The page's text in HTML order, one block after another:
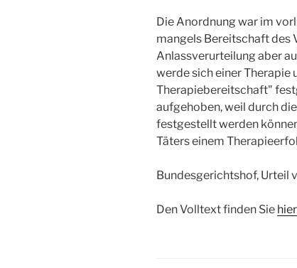
Die Anordnung war im
mangels Bereitschaft des
Anlassverurteilung aber
werde sich einer Therapie
Therapiebereitschaft"
aufgehoben, weil durch
festgestellt werden
Täters einem
Bundesgerichtshof, Urteil
Den Volltext finden Sie hier